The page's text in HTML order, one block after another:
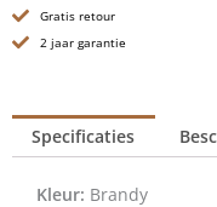
Gratis retour
2 jaar garantie
Specificaties
Kleur: Brandy